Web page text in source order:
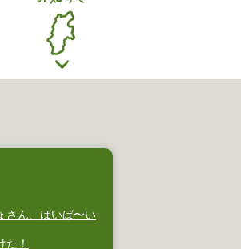
さん、ばいば〜い
た！